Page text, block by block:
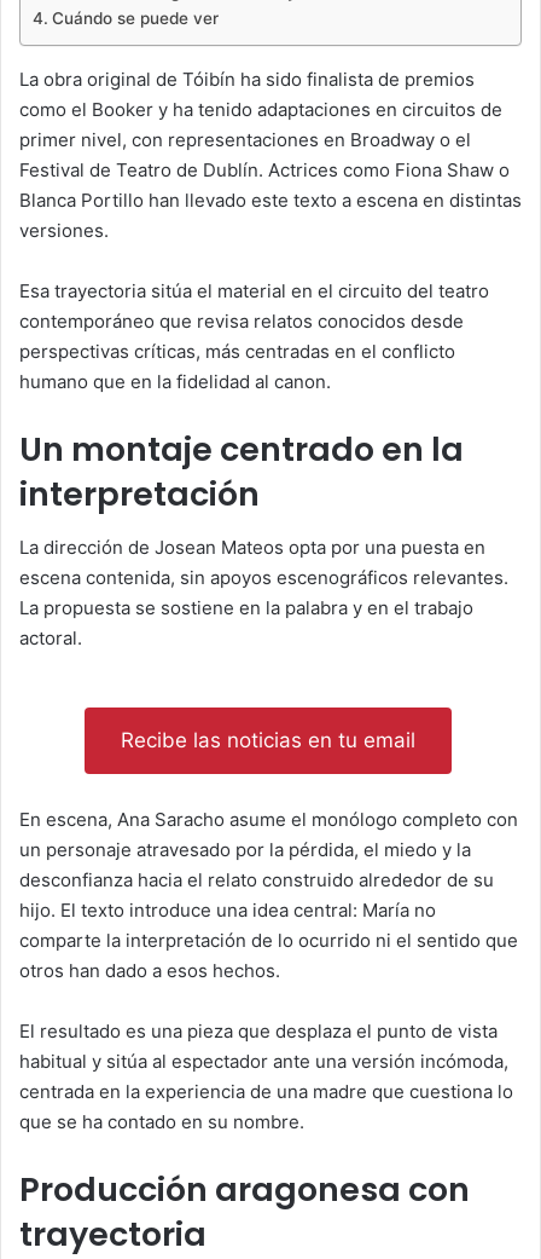
Cuándo se puede ver
La obra original de Tóibín ha sido finalista de premios
como el Booker y ha tenido adaptaciones en circuitos de
primer nivel, con representaciones en Broadway o el
Festival de Teatro de Dublín. Actrices como Fiona Shaw o
Blanca Portillo han llevado este texto a escena en distintas
versiones.
Esa trayectoria sitúa el material en el circuito del teatro
contemporáneo que revisa relatos conocidos desde
perspectivas críticas, más centradas en el conflicto
humano que en la fidelidad al canon.
Un montaje centrado en la
interpretación
La dirección de Josean Mateos opta por una puesta en
escena contenida, sin apoyos escenográficos relevantes.
La propuesta se sostiene en la palabra y en el trabajo
actoral.
Recibe las noticias en tu email
En escena, Ana Saracho asume el monólogo completo con
un personaje atravesado por la pérdida, el miedo y la
desconfianza hacia el relato construido alrededor de su
hijo. El texto introduce una idea central: María no
comparte la interpretación de lo ocurrido ni el sentido que
otros han dado a esos hechos.
El resultado es una pieza que desplaza el punto de vista
habitual y sitúa al espectador ante una versión incómoda,
centrada en la experiencia de una madre que cuestiona lo
que se ha contado en su nombre.
Producción aragonesa con
trayectoria